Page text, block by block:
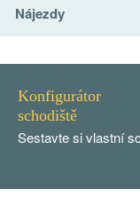
Nájezdy
Konfigurátor
schodiště
Sestavte si vlastní